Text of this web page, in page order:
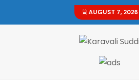
AUGUST 7, 2026